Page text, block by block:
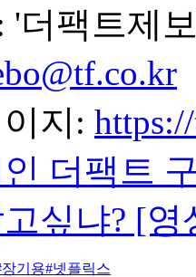
'더팩트제
지:
더팩트
고싶냐? [
기용#넷플릭스